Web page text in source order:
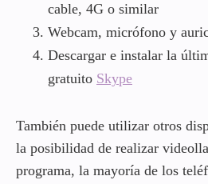
cable, 4G o similar
Webcam, micrófono y
Descargar e instalar la
gratuito Skype
También puede utilizar otros
la posibilidad de realizar
programa, la mayoría de los